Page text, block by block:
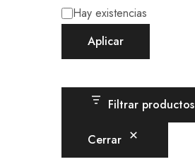
Hay existencias
Aplicar
Filtrar productos
Cerrar